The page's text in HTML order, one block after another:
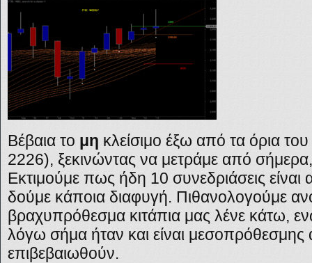
Βέβαια το μη κλείσιμο έξω από τα όρια
2226), ξεκινώντας να μετράμε από
Εκτιμούμε πως ήδη 10 συνεδριάσεις είναι
δούμε κάποια διαφυγή. Πιθανολογούμε
βραχυπρόθεσμα κιτάπια μας λένε κάτω,
λόγω σήμα ήταν και είναι
επιβεβαιωθούν.